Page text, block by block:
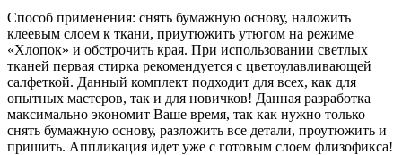
Способ применения: снять бумажную основу, наложить
клеевым слоем к ткани, приутюжить утюгом на режиме
«Хлопок» и обстрочить края. При использовании светлых
тканей первая стирка рекомендуется с цветоулавливающей
салфеткой. Данный комплект подходит для всех, как для
опытных мастеров, так и для новичков! Данная разработка
максимально экономит Ваше время, так как нужно только
снять бумажную основу, разложить все детали, проутюжить и
пришить. Аппликация идет уже с готовым слоем флизофикса!